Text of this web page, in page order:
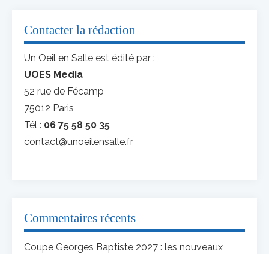
Contacter la rédaction
Un Oeil en Salle est édité par :
UOES Media
52 rue de Fécamp
75012 Paris
Tél : 06 75 58 50 35
contact@unoeilensalle.fr
Commentaires récents
Coupe Georges Baptiste 2027 : les nouveaux